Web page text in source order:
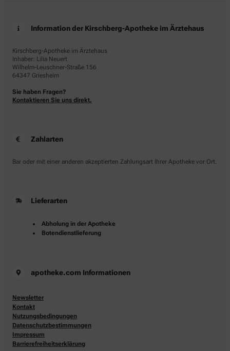
Information der Kirschberg-Apotheke im Ärztehaus
Kirschberg-Apotheke im Ärztehaus
Inhaber: Lilia Neuert
Wilhelm-Leuschner-Straße 156
64347 Griesheim
Sie haben Fragen?
Kontaktieren Sie uns direkt.
Zahlarten
Bar oder mit einer anderen akzeptierten Zahlungsart Ihrer Apotheke vor Ort.
Lieferarten
Abholung in der Apotheke
Botendienstlieferung
apotheke.com Informationen
Newsletter
Kontakt
Nutzungsbedingungen
Datenschutzbestimmungen
Impressum
Barrierefreiheitserklärung